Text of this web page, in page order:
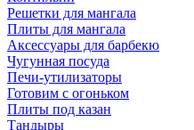
Решетки для мангала
Плиты для мангала
Аксессуары для барбекю
Чугунная посуда
Печи-утилизаторы
Готовим с огоньком
Плиты под казан
Тандыры